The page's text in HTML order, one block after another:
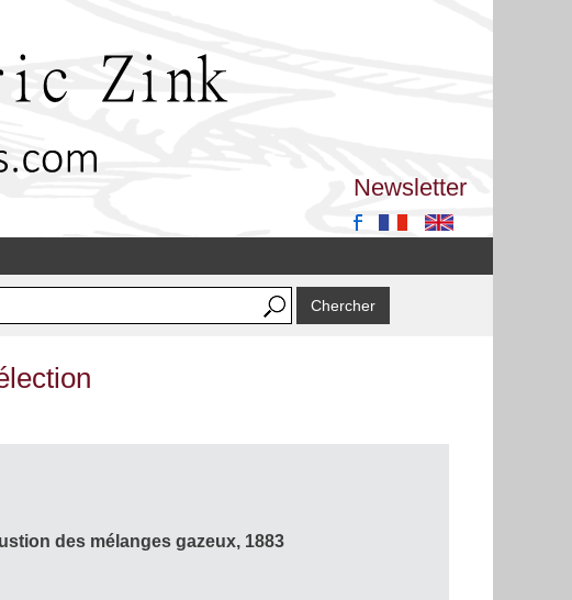
Newsletter
des mélanges gazeux, 1883